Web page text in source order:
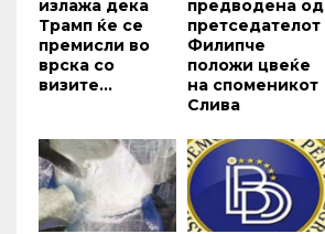
излажа дека
Трамп ќе се
премисли во
врска со
визите...
предводена од
претседателот
Филипче
положи цвеќе
на споменикот
Слива